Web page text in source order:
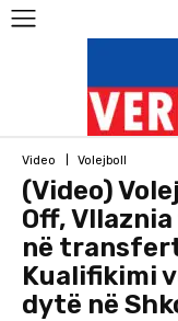
Video Volejboll
(Video)
Off,
në
Kualifikimi
dytë në